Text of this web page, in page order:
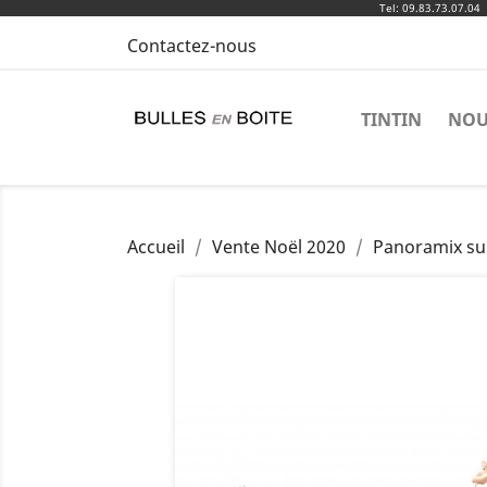
Tel: 09.83.73.07.04
Contactez-nous
TINTIN
Accueil Vente Noël 2020 Panoramix